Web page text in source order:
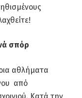
σπόρ
αθλήματα
από